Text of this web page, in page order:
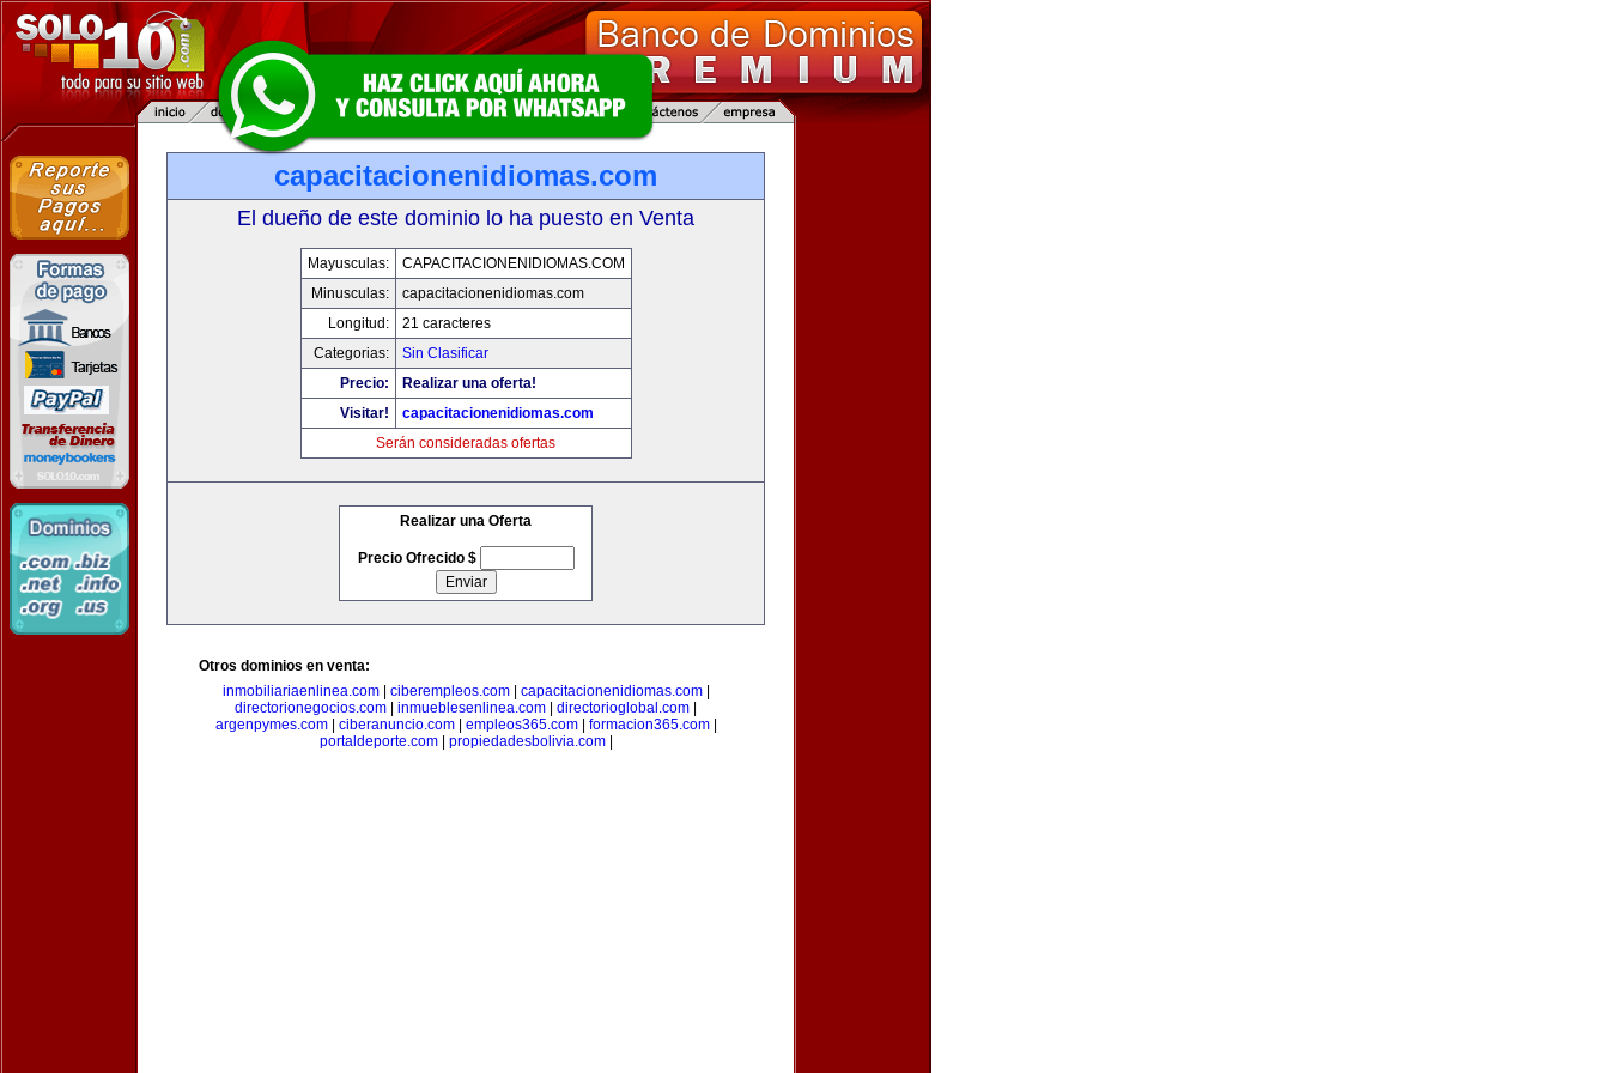
capacitacionenidiomas.com
El dueño de este dominio lo ha puesto en Venta
Mayusculas:
CAPACITACIONENIDIOMAS.COM
Minusculas:
capacitacionenidiomas.com
Longitud:
21 caracteres
Categorias:
Sin Clasificar
Precio:
Realizar una oferta!
Visitar!
capacitacionenidiomas.com
Serán consideradas ofertas
Realizar una Oferta
Precio Ofrecido $
Otros dominios en venta:
inmobiliariaenlinea.com| ciberempleos.com| capacitacionenidiomas.com|
directorionegocios.com
inmueblesenlinea.com directorioglobal.com
argenpymes.com| ciberanuncio.com| empleos365.com| formacion365.com|
portaldeporte.com| propiedadesbolivia.com|